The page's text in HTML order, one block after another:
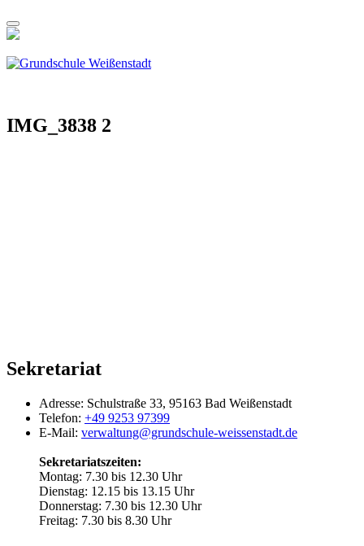
IMG_3838 2
Sekretariat
Adresse: Schulstraße 33, 95163 Bad Weißenstadt
Telefon: +49 9253 97399
E-Mail: verwaltung@grundschule-weissenstadt.de
Sekretariatszeiten:
Montag: 7.30 bis 12.30 Uhr
Dienstag: 12.15 bis 13.15 Uhr
Donnerstag: 7.30 bis 12.30 Uhr
Freitag: 7.30 bis 8.30 Uhr